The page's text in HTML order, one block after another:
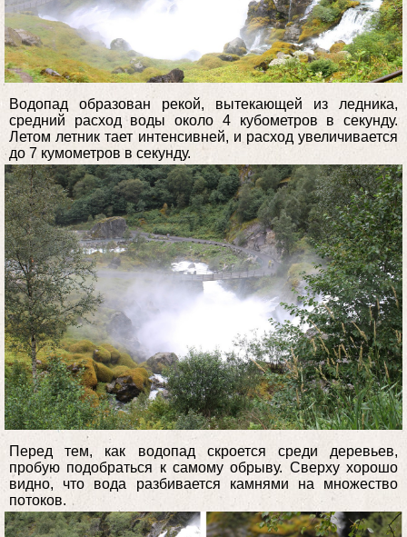
Водопад образован рекой, вытекающей из ледника,
средний расход воды около 4 кубометров в секунду.
Летом летник тает интенсивней, и расход увеличивается
до 7 кумометров в секунду.
Перед тем, как водопад скроется среди деревьев,
пробую подобраться к самому обрыву. Сверху хорошо
видно, что вода разбивается камнями на множество
потоков.